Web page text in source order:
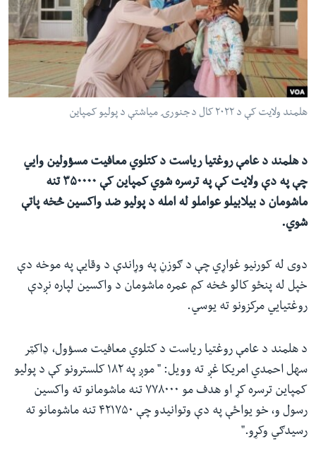
ځای
ته
لاړ
شئ
له مونږ سره په تماس کې پاتې شئ
ژبې
هلمند ولایت کې د ۲۰۲۲ کال د جنورۍ میاشتې د پولیو کمپاین
د هلمند دعامې روغتیا ریاست دکتلويمعافیت مسؤولین وایي
چې په دې ولایت کې په ترسره شوي کمپاین کې ۳۵۰۰۰۰ تنه
ماشومان د بیلابیلو عواملو له امله د پولیوضد واکسینڅخه پاتې
شوي.
دوی له کورنیو غواړي چې د ګوزڼ په وړاندې د وقایې په موخه دې
خپل له پنځو کالو څخه کم عمره ماشومان د واکسین لپاره نږدې
روغتیایي مرکزونو ته یوسي.
د هلمند د عامې روغتیا ریاست د کتلوي معافیت مسؤول، ډاکټر
سهل احمدي امریکا غږ ته وویل: " موږ په ۱۸۲ کلسترونو کې د پولیو
کمپاین ترسره کړ او هدف مو ۷۷۸۰۰۰ تنه ماشومانو ته واکسین
رسول و، خو یواځې په دې وتوانیدو چې ۴۲۱۷۵۰ تنه ماشومانو ته
رسیدګي وکړو."